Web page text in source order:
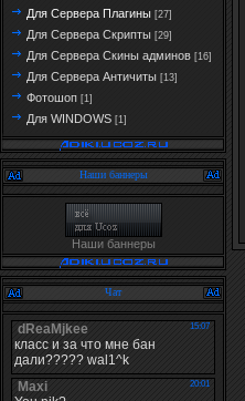
Для Сервера Плагины [27]
Для Сервера Скрипты [29]
Для Сервера Скины админов [16]
Для Сервера Античиты [13]
Фотошоп [1]
Для WINDOWS [1]
Наши баннеры
Наши баннеры
Чат